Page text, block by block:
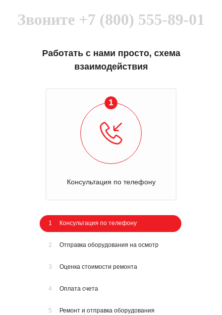
Звоните +7 (800) 555-89-01
Работать с нами просто, схема
взаимодействия
1
Консультация по телефону
1 Консультация по телефону
2 Отправка оборудования на осмотр
3 Оценка стоимости ремонта
4 Оплата счета
5 Ремонт и отправка оборудования